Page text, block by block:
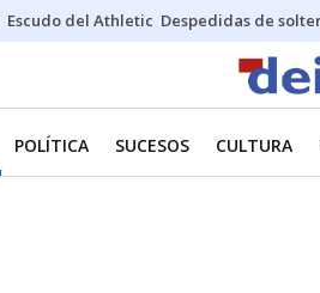
Escudo del Athletic Despedidas de
POLÍTICA SUCESOS CULTURA